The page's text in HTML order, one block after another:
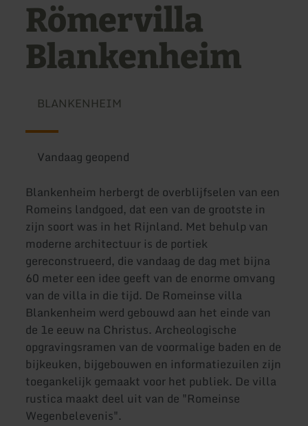
Römervilla
Blankenheim
BLANKENHEIM
Vandaag geopend
Blankenheim herbergt de overblijfselen van een
Romeins landgoed, dat een van de grootste in
zijn soort was in het Rijnland. Met behulp van
moderne architectuur is de portiek
gereconstrueerd, die vandaag de dag met bijna
60 meter een idee geeft van de enorme omvang
van de villa in die tijd. De Romeinse villa
Blankenheim werd gebouwd aan het einde van
de 1e eeuw na Christus. Archeologische
opgravingsramen van de voormalige baden en de
bijkeuken, bijgebouwen en informatiezuilen zijn
toegankelijk gemaakt voor het publiek. De villa
rustica maakt deel uit van de "Romeinse
Wegenbelevenis".